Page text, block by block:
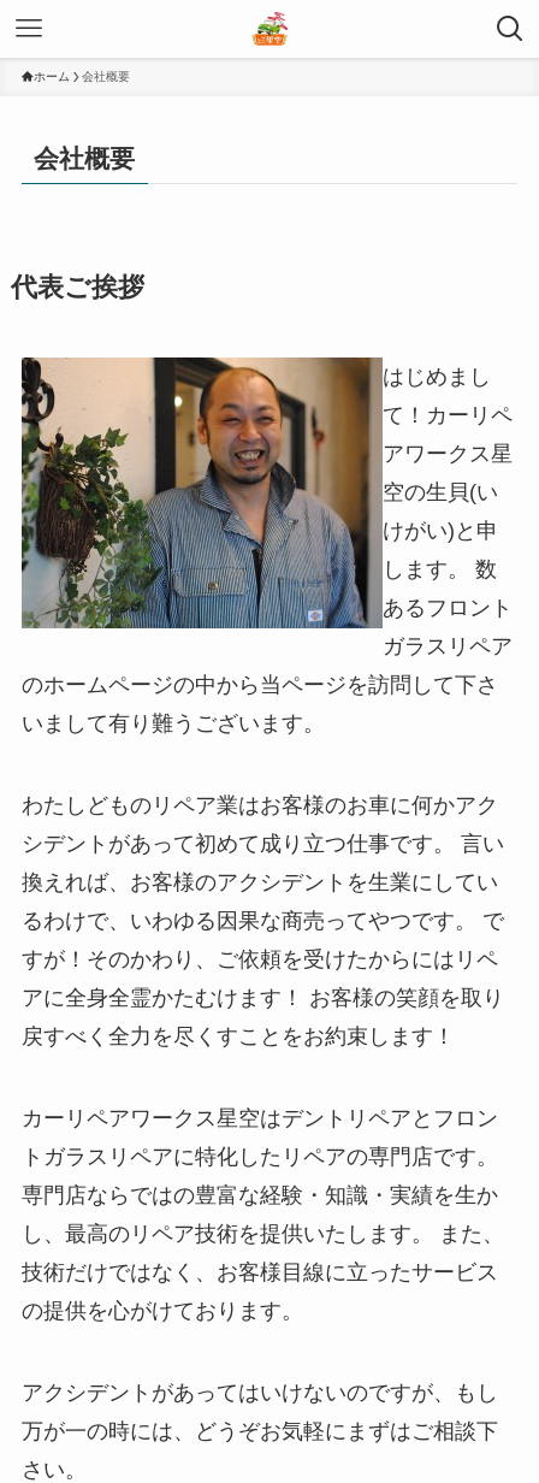
ホーム 会社概要
会社概要
代表ご挨拶
はじめまし
て！カーリペ
アワークス星
空の生貝(い
けがい)と申
します。 数
あるフロント
ガラスリペア
のホームページの中から当ページを訪問して下さ
いまして有り難うございます。
わたしどものリペア業はお客様のお車に何かアク
シデントがあって初めて成り立つ仕事です。 言い
換えれば、お客様のアクシデントを生業にしてい
るわけで、いわゆる因果な商売ってやつです。 で
すが！そのかわり、ご依頼を受けたからにはリペ
アに全身全霊かたむけます！ お客様の笑顔を取り
戻すべく全力を尽くすことをお約束します！
カーリペアワークス星空はデントリペアとフロン
トガラスリペアに特化したリペアの専門店です。
専門店ならではの豊富な経験・知識・実績を生か
し、最高のリペア技術を提供いたします。 また、
技術だけではなく、お客様目線に立ったサービス
の提供を心がけております。
アクシデントがあってはいけないのですが、もし
万が一の時には、どうぞお気軽にまずはご相談下
さい。